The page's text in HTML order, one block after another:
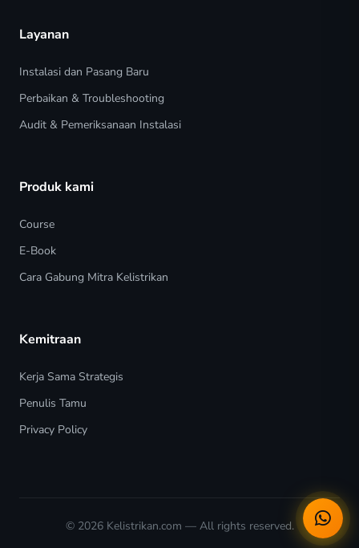
Layanan
Instalasi dan Pasang Baru
Perbaikan & Troubleshooting
Audit & Pemeriksanaan Instalasi
Produk kami
Course
E-Book
Cara Gabung Mitra Kelistrikan
Kemitraan
Kerja Sama Strategis
Penulis Tamu
Privacy Policy
© 2026 Kelistrikan.com — All rights reserved.